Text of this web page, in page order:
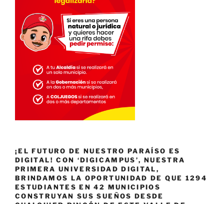
¡EL FUTURO DE NUESTRO PARAÍSO ES
DIGITAL! CON ‘DIGICAMPUS’, NUESTRA
PRIMERA UNIVERSIDAD DIGITAL,
BRINDAMOS LA OPORTUNIDAD DE QUE 1294
ESTUDIANTES EN 42 MUNICIPIOS
CONSTRUYAN SUS SUEÑOS DESDE